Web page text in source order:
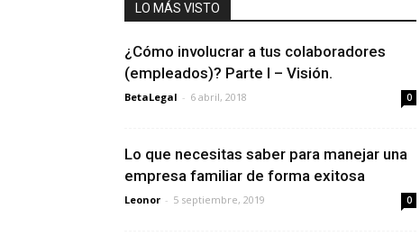
LO MÁS VISTO
¿Cómo involucrar a tus colaboradores
(empleados)? Parte I – Visión.
BetaLegal - 6 abril, 2018 0
Lo que necesitas saber para manejar una
empresa familiar de forma exitosa
Leonor - 5 septiembre, 2019 0